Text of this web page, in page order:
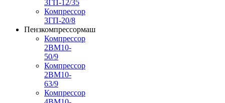
3ГП-12/35
Компрессор
3ГП-20/8
Пензкомпрессормаш
Компрессор
2ВМ10-
50/9
Компрессор
2ВМ10-
63/9
Компрессор